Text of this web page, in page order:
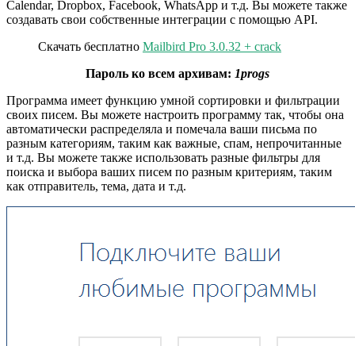
Calendar, Dropbox, Facebook, WhatsApp и т.д. Вы можете также
создавать свои собственные интеграции с помощью API.
Скачать бесплатно Mailbird Pro 3.0.32 + crack
Пароль ко всем архивам: 1progs
Программа имеет функцию умной сортировки и фильтрации
своих писем. Вы можете настроить программу так, чтобы она
автоматически распределяла и помечала ваши письма по
разным категориям, таким как важные, спам, непрочитанные
и т.д. Вы можете также использовать разные фильтры для
поиска и выбора ваших писем по разным критериям, таким
как отправитель, тема, дата и т.д.